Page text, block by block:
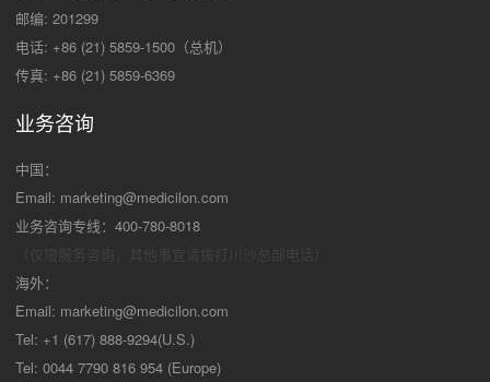
邮编: 201299
电话: +86 (21) 5859-1500（总机）
传真: +86 (21) 5859-6369
业务咨询
中国：
Email: marketing@medicilon.com
业务咨询专线：400-780-8018
海外：
Email: marketing@medicilon.com
Tel: +1 (617) 888-9294(U.S.)
Tel: 0044 7790 816 954 (Europe)